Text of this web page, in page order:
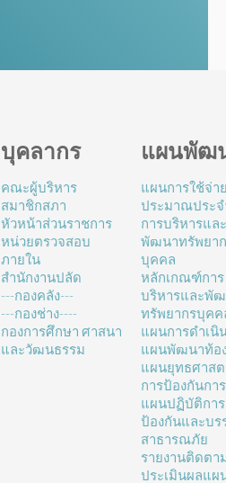
บุคลากร
คณะผู้บริหาร
สมาชิกสภา
หัวหน้าส่วนราชการ
หน่วยตรวจสอบ
ภายใน
สำนักงานปลัด
---กองคลัง---
---กองช่าง----
กองการศึกษา ศาสนา
และวัฒนธรรม
แผนพัฒ
แผนการใช้จ่า
ประมาณประ
การบริหารแล
พัฒนาทรัพยา
บุคคล
หลักเกณฑ์การ
บริหารและพั
ทรัพยากรบุคค
แผนการดำเนิ
แผนพัฒนาท้อ
แผนยุทธศาส
การป้องกันกา
แผนปฏิบัติการ
ป้องกันและบร
สาธารณภัย
รายงานติดตา
ประเมินผลแผ